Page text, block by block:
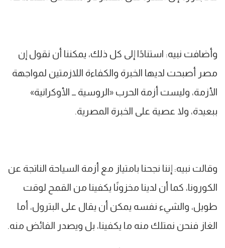
وأضافت نبيه: استنادًا إلى كل ذلك، يمكننا أن نقول إن
مصر أصبحت لديها الخبرة والكفاءة اللازمتين لمواجهة
الأزمة، وليست أزمة الحرب «الروسية ــ الأوكرانية»
ببعيدة، ولا عصية على الخبرة المصرية.
وقالت نبيه: إننا نجحنا بامتياز مع أزمة السياحة الناتجة عن
الكورونا، كما أن لدينا مخزونًا يكفينا من القمح لوقت
طويل، والشيء نفسه يمكن أن يقال على البترول، أما
الغاز فنحن نمتلك منه ما يكفينا، بل ويصدر الفائض منه.